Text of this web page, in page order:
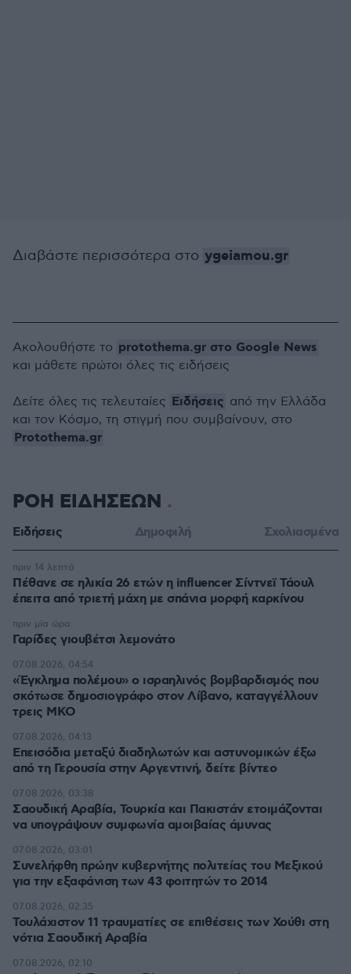
Διαβάστε περισσότερα στο ygeiamou.gr
Ακολουθήστε το protothema.gr στο Google News
και μάθετε πρώτοι όλες τις ειδήσεις
Δείτε όλες τις τελευταίες Ειδήσεις από την Ελλάδα
και τον Κόσμο, τη στιγμή που συμβαίνουν, στο
Protothema.gr
ΡΟΗ ΕΙΔΗΣΕΩΝ
Ειδήσεις Δημοφιλή Σχολιασμένα
Πέθανε σε ηλικία 26 ετών η influencer Σίντνεϊ Τάουλ
έπειτα από τριετή μάχη με σπάνια μορφή καρκίνου
πριν 14 λεπτά
Γαρίδες γιουβέτσι λεμονάτο
πριν μία ώρα
«Έγκλημα πολέμου» ο ισραηλινός βομβαρδισμός που
σκότωσε δημοσιογράφο στον Λίβανο, καταγγέλλουν
τρεις ΜΚΟ
07.08.2026, 04:54
Επεισόδια μεταξύ διαδηλωτών και αστυνομικών έξω
από τη Γερουσία στην Αργεντινή, δείτε βίντεο
07.08.2026, 04:13
Σαουδική Αραβία, Τουρκία και Πακιστάν ετοιμάζονται
να υπογράψουν συμφωνία αμοιβαίας άμυνας
07.08.2026, 03:38
Συνελήφθη πρώην κυβερνήτης πολιτείας του Μεξικού
για την εξαφάνιση των 43 φοιτητών το 2014
07.08.2026, 03:01
Τουλάχιστον 11 τραυματίες σε επιθέσεις των Χούθι στη
νότια Σαουδική Αραβία
07.08.2026, 02:35
07.08.2026, 02:10